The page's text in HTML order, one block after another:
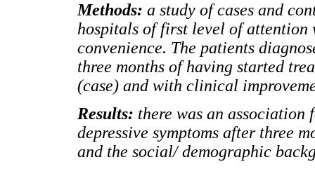
Methods: a study of cases and
hospitals of first level of attention
convenience. The patients
three months of having started
(case) and with clinical
Results: there was an association
depressive symptoms after three
and the social/ demographic